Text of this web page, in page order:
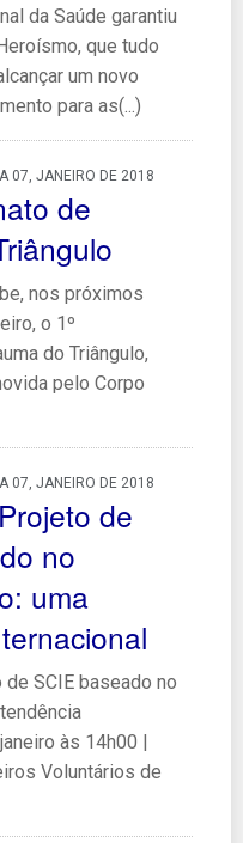
da Saúde garantiu
que tudo
um novo
para as(...)
07, JANEIRO DE 2018
de
nos próximos
o 1º
do Triângulo,
pelo Corpo
07, JANEIRO DE 2018
de
no
uma
SCIE baseado no
às 14h00 |
Voluntários de